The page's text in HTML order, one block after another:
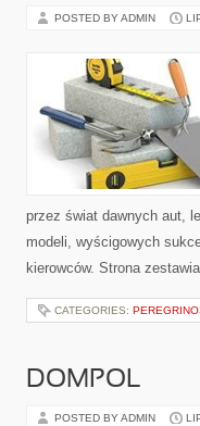
POSTED BY ADMIN
przez świat dawnych aut,
modeli, wyścigowych
kierowców. Strona
CATEGORIES:
DOMPOL
POSTED BY ADMIN